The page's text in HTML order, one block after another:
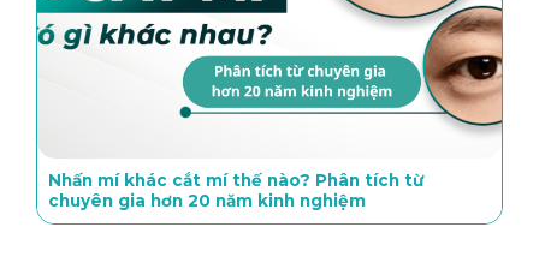
Nhấn mí khác cắt mí thế nào? Phân tích từ
chuyên gia hơn 20 năm kinh nghiệm